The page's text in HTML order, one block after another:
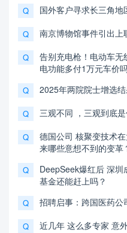
Q 国外客户寻求长三角
Q 南京博物馆事件引出上
Q
告别充电枪！电动车
电功能多付1万元车价
Q 2025年两院院士增选
Q 三观不同 ，三观到底是
Q
德国公司 核聚变技术
来哪些意想不到的变革
Q
DeepSeek爆红后 深
基金还能赶上吗？
Q 招聘启事：跨国医药公
Q 近几年 这么多专家 意